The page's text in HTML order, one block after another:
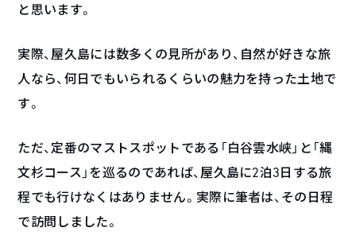
と思います。
実際、屋久島には数多くの見所があり、自然が好きな旅
人なら、何日でもいられるくらいの魅力を持った土地で
す。
ただ、定番のマストスポットである「白谷雲水峡」と「縄
文杉コース」を巡るのであれば、屋久島に2泊3日する旅
程でも行けなくはありません。実際に筆者は、その日程
で訪問しました。